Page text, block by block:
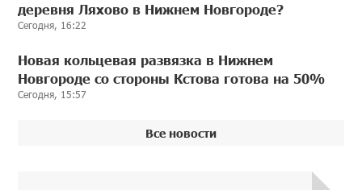
деревня Ляхово в Нижнем Новгороде?
Сегодня, 16:22
Новая кольцевая развязка в Нижнем
Новгороде со стороны Кстова готова на 50%
Сегодня, 15:57
Все новости